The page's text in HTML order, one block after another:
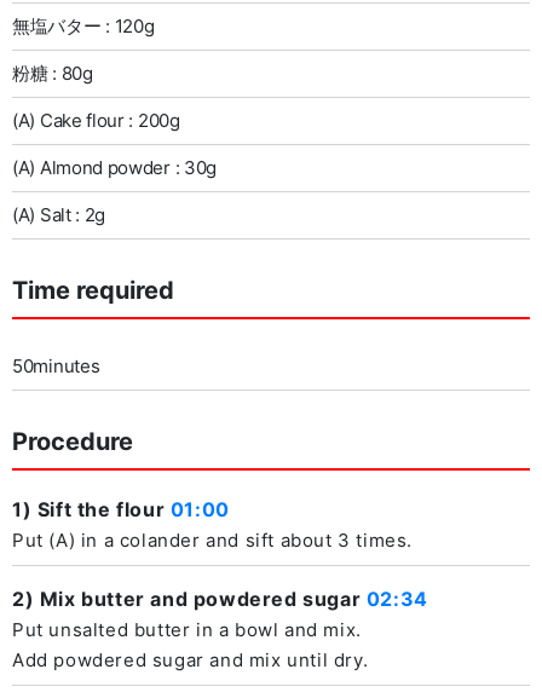
無塩バター : 120g
粉糖 : 80g
(A) Cake flour : 200g
(A) Almond powder : 30g
(A) Salt : 2g
Time required
50minutes
Procedure
1) Sift the flour 01:00
Put (A) in a colander and sift about 3 times.
2) Mix butter and powdered sugar 02:34
Put unsalted butter in a bowl and mix.
Add powdered sugar and mix until dry.